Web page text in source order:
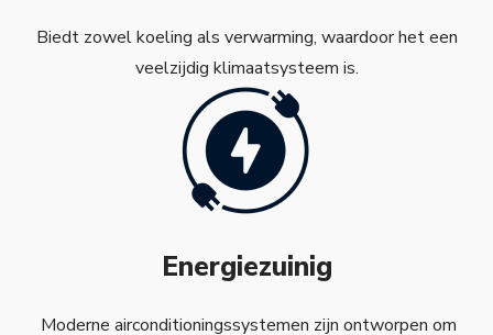
Biedt zowel koeling als verwarming, waardoor het een
veelzijdig klimaatsysteem is.
Energiezuinig
Moderne airconditioningssystemen zijn ontworpen om